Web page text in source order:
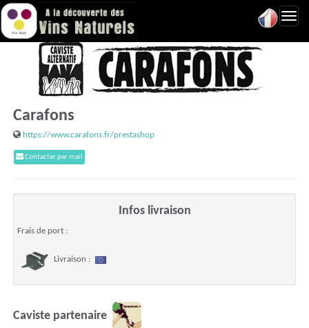
Carafons
https://www.carafons.fr/prestashop
Contacter par mail
Infos livraison
Frais de port :
Livraison :
Caviste partenaire